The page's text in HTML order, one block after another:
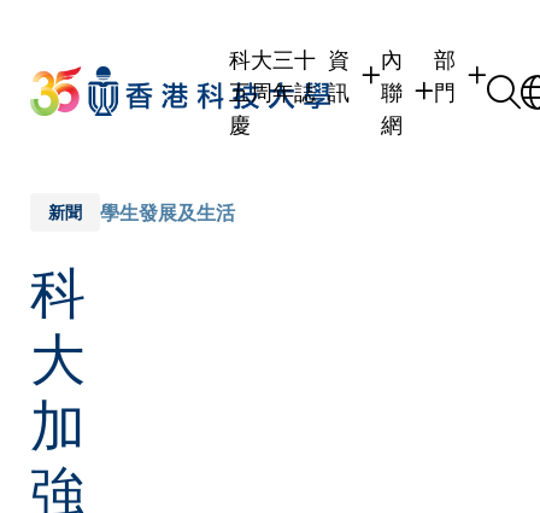
main
content
科大三十
五周年誌
慶
資
訊
內
聯
網
部
門
新聞 學生發展及生活
科
大
加
強